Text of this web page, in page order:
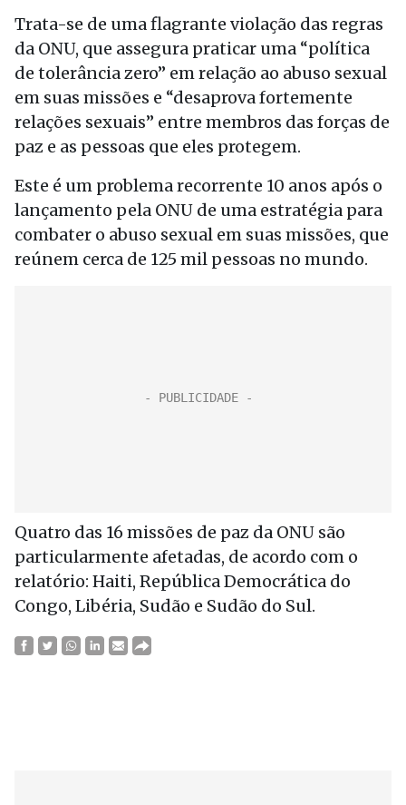
Trata-se de uma flagrante violação das regras
da ONU, que assegura praticar uma “política
de tolerância zero” em relação ao abuso sexual
em suas missões e “desaprova fortemente
relações sexuais” entre membros das forças de
paz e as pessoas que eles protegem.
Este é um problema recorrente 10 anos após o
lançamento pela ONU de uma estratégia para
combater o abuso sexual em suas missões, que
reúnem cerca de 125 mil pessoas no mundo.
Quatro das 16 missões de paz da ONU são
particularmente afetadas, de acordo com o
relatório: Haiti, República Democrática do
Congo, Libéria, Sudão e Sudão do Sul.